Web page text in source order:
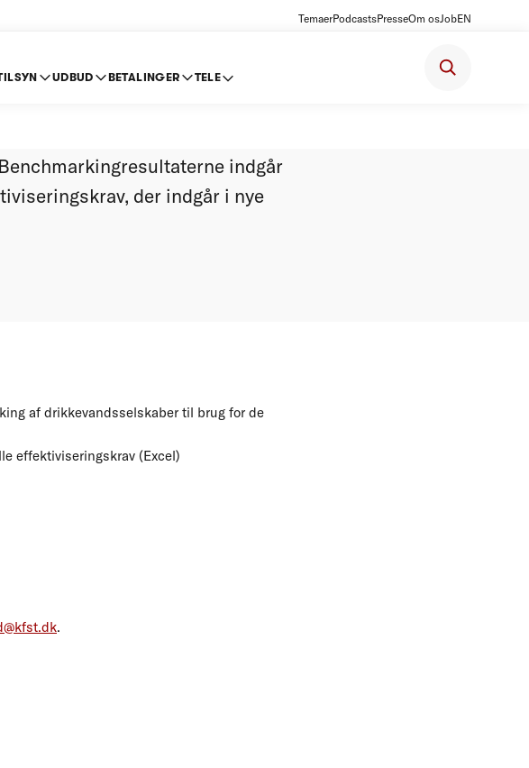
TemaerPodcastsPresseOm osJobEN
UDBUD BETALINGER TELE
indgår
der indgår i nye
af drikkevandsselskaber til brug for de
effektiviseringskrav (Excel)
.